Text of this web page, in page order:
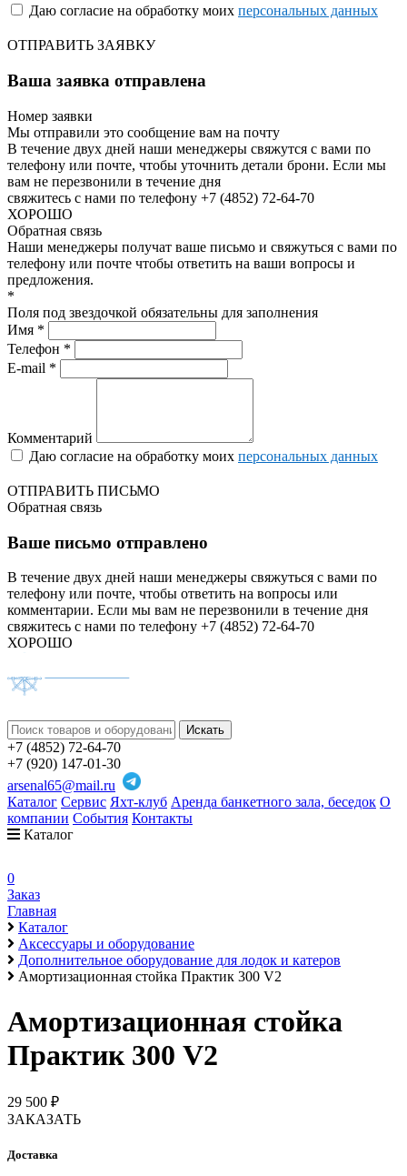
Даю согласие на обработку моих персональных данных
ОТПРАВИТЬ ЗАЯВКУ
Ваша заявка отправлена
Номер заявки
Мы отправили это сообщение вам на почту
В течение двух дней наши менеджеры свяжутся с вами по
телефону или почте, чтобы уточнить детали брони. Если мы
вам не перезвонили в течение дня
свяжитесь с нами по телефону +7 (4852) 72-64-70
ХОРОШО
Обратная связь
Наши менеджеры получат ваше письмо и свяжуться с вами по
телефону или почте чтобы ответить на ваши вопросы и
предложения.
*
Поля под звездочкой обязательны для заполнения
Имя *
Телефон *
E-mail *
Комментарий
Даю согласие на обработку моих персональных данных
ОТПРАВИТЬ ПИСЬМО
Обратная связь
Ваше письмо отправлено
В течение двух дней наши менеджеры свяжуться с вами по
телефону или почте, чтобы ответить на вопросы или
комментарии. Если мы вам не перезвонили в течение дня
свяжитесь с нами по телефону +7 (4852) 72-64-70
ХОРОШО
+7 (4852) 72-64-70
+7 (920) 147-01-30
arsenal65@mail.ru
Каталог Сервис Яхт-клуб Аренда банкетного зала, беседок О
компании События Контакты
Каталог
0
Заказ
Главная
Каталог
Аксессуары и оборудование
Дополнительное оборудование для лодок и катеров
Амортизационная стойка Практик 300 V2
Амортизационная стойка
Практик 300 V2
29 500 ₽
ЗАКАЗАТЬ
Доставка